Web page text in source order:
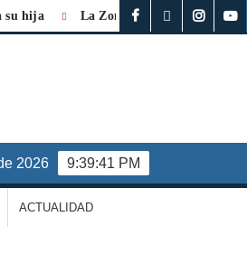
La Zona Económica Especial es
9:39:41 PM
2026
ACTUALIDAD